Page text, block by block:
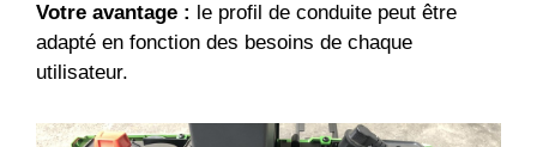
Votre avantage : le profil de conduite peut être
adapté en fonction des besoins de chaque
utilisateur.